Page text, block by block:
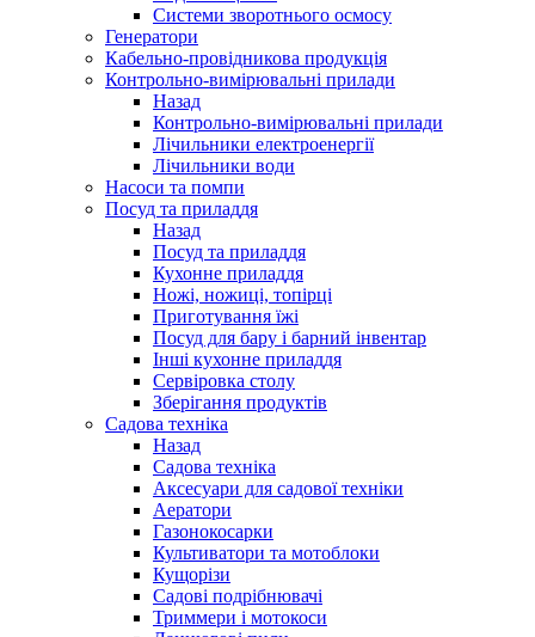
Системи зворотнього осмосу
Генератори
Кабельно-провідникова продукція
Контрольно-вимірювальні прилади
Назад
Контрольно-вимірювальні прилади
Лічильники електроенергії
Лічильники води
Насоси та помпи
Посуд та приладдя
Назад
Посуд та приладдя
Кухонне приладдя
Ножі, ножиці, топірці
Приготування їжі
Посуд для бару і барний інвентар
Інші кухонне приладдя
Сервіровка столу
Зберігання продуктів
Садова техніка
Назад
Садова техніка
Аксесуари для садової техніки
Аератори
Газонокосарки
Культиватори та мотоблоки
Кущорізи
Садові подрібнювачі
Триммери і мотокоси